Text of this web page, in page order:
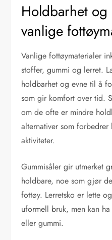
Holdbarhet
vanlige
Vanlige fottøymaterialer
stoffer, gummi og lerret.
holdbarhet og evne til å
som gir komfort over tid.
om de ofte er mindre
alternativer som
aktiviteter.
Gummisåler gir utmerket
holdbare, noe som gjør
fottøy. Lerretsko er lette
uformell bruk, men kan
eller gummi.